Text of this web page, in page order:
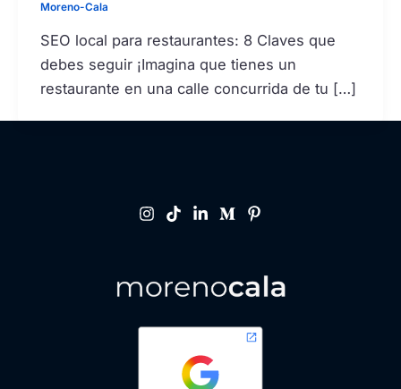
Moreno-Cala
SEO local para restaurantes: 8 Claves que
debes seguir ¡Imagina que tienes un
restaurante en una calle concurrida de tu […]